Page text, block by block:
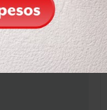
Registrate